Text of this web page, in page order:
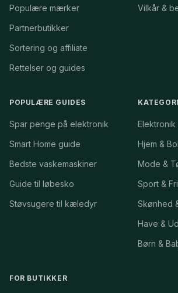
Populære mærker
Partnerbutikker
Sortering og affiliate
Rettelser og guides
Vilkår &
POPULÆRE GUIDES
Spar penge på elektronik
Smart Home guide
Bedste vaskemaskiner
Guide til løbesko
Støvsugere til kæledyr
Elektronik
Hjem &
Mode &
Sport &
Skønhed
Have &
Børn &
FOR BUTIKKER